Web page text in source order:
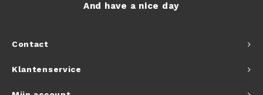
Contact
And have a nice day
Klantenservice